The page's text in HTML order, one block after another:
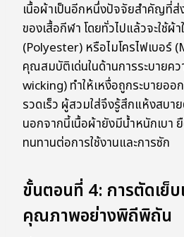
เนื้อผ้าเป็นอีกหนึ่งปัจจัยสำคัญที่
ของเสื้อกีฬา โดยทั่วไปแล้วจะใช้ผ้
(Polyester) หรือไมโครไฟเบอร์
คุณสมบัติเด่นในด้านการระบายค
wicking) ทำให้เหงื่อถูกระบายอ
รวดเร็ว ผู้สวมใส่จึงรู้สึกแห้งสบา
นอกจากนี้เนื้อผ้ายังมีน้ำหนักเบา
ทนทานต่อการใช้งานและการซัก
ขั้นตอนที่ 4: การตัดเย็
คุณภาพอย่างพิถีพิถัน